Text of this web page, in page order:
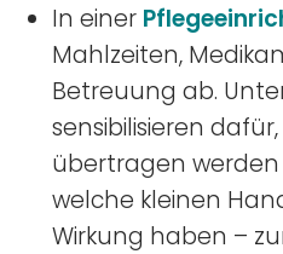
In einer
Mahlzeiten,
Betreuung ab.
sensibilisieren
übertragen
welche kleinen
Wirkung haben –